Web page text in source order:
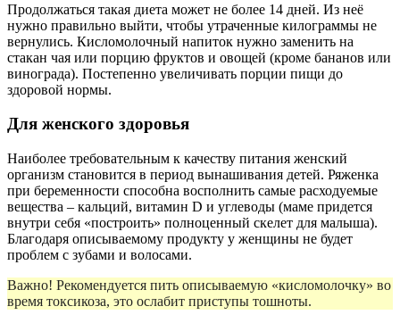
Продолжаться такая диета может не более 14 дней. Из неё
нужно правильно выйти, чтобы утраченные килограммы не
вернулись. Кисломолочный напиток нужно заменить на
стакан чая или порцию фруктов и овощей (кроме бананов или
винограда). Постепенно увеличивать порции пищи до
здоровой нормы.
Для женского здоровья
Наиболее требовательным к качеству питания женский
организм становится в период вынашивания детей. Ряженка
при беременности способна восполнить самые расходуемые
вещества – кальций, витамин D и углеводы (маме придется
внутри себя «построить» полноценный скелет для малыша).
Благодаря описываемому продукту у женщины не будет
проблем с зубами и волосами.
Важно! Рекомендуется пить описываемую «кисломолочку» во
время токсикоза, это ослабит приступы тошноты.